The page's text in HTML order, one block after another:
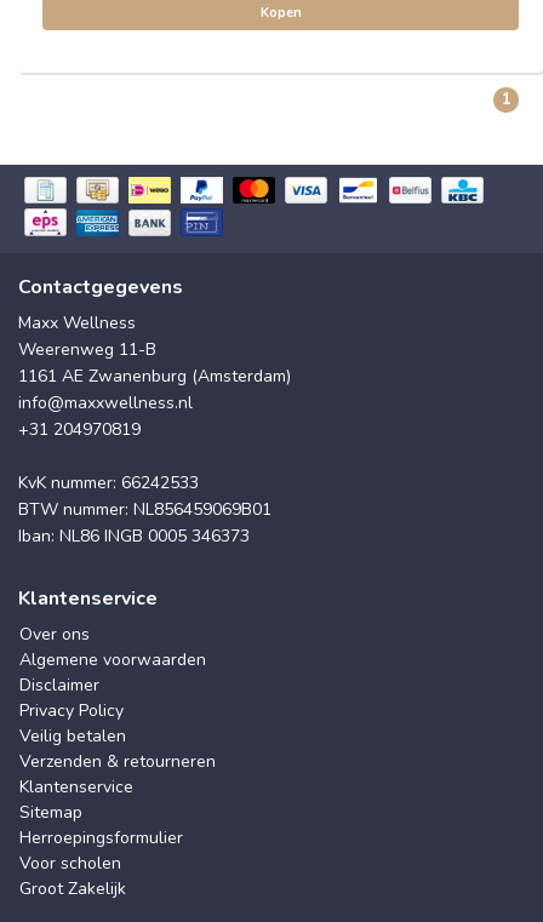
Kopen
1
Contactgegevens
Maxx Wellness
Weerenweg 11-B
1161 AE Zwanenburg (Amsterdam)
info@maxxwellness.nl
+31 204970819
KvK nummer: 66242533
BTW nummer: NL856459069B01
Iban: NL86 INGB 0005 346373
Klantenservice
Over ons
Algemene voorwaarden
Disclaimer
Privacy Policy
Veilig betalen
Verzenden & retourneren
Klantenservice
Sitemap
Herroepingsformulier
Voor scholen
Groot Zakelijk